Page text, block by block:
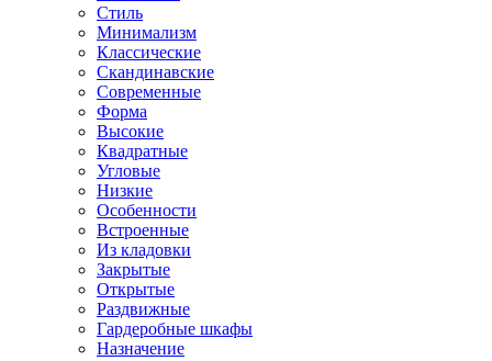
Стиль
Минимализм
Классические
Скандинавские
Современные
Форма
Высокие
Квадратные
Угловые
Низкие
Особенности
Встроенные
Из кладовки
Закрытые
Открытые
Раздвижные
Гардеробные шкафы
Назначение